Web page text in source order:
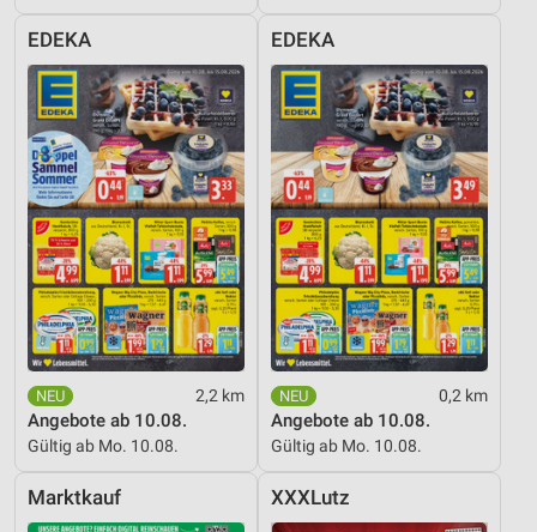
EDEKA
2,2 km
Angebote ab 10.08.
Gültig ab Mo. 10.08.
EDEKA
0,2 km
Angebote ab 10.08.
Gültig ab Mo. 10.08.
Marktkauf XXXLutz